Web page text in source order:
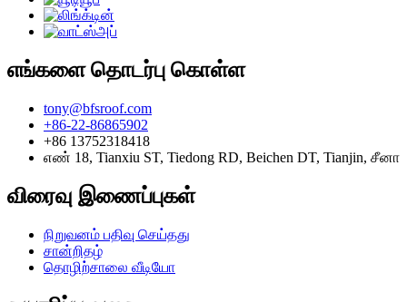
எங்களை தொடர்பு கொள்ள
tony@bfsroof.com
+86-22-86865902
+86 13752318418
எண் 18, Tianxiu ST, Tiedong RD, Beichen DT, Tianjin, சீனா
விரைவு இணைப்புகள்
நிறுவனம் பதிவு செய்தது
சான்றிதழ்
தொழிற்சாலை வீடியோ